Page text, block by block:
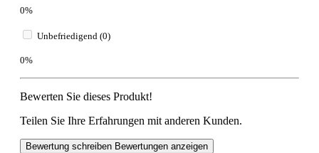
0%
Unbefriedigend (0)
0%
Bewerten Sie dieses Produkt!
Teilen Sie Ihre Erfahrungen mit anderen Kunden.
Bewertung schreiben Bewertungen anzeigen